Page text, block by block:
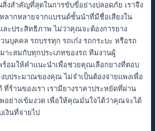
สิ่งสำคัญที่สุดในการขับขี่อย่างปลอดภัย เราจึง
ลากหลายจากแบรนด์ชั้นนำที่มีชื่อเสียงใน
ะประสิทธิภาพ ไม่ว่าคุณจะต้องการยาง
นบุคคล รถบรรทุก รถเก๋ง รถกระบะ หรือรถ
มาะสมกับทุกประเภทของรถ ทีมงานผู้
ร้อมให้คำแนะนำเพื่อช่วยคุณเลือกยางที่ตอบ
บประมาณของคุณ ไม่จำเป็นต้องจ่ายแพงเพื่อ
ร้านของเรา เรามียางราคาประหยัดที่ผ่าน
ย่างเข้มงวด เพื่อให้คุณมั่นใจได้ว่าคุณจะได้
งินที่จ่ายไป